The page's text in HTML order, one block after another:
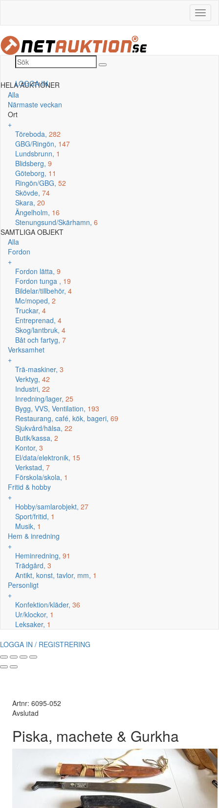
LOGGA IN
HELA AUKTIONER
Alla
Närmaste veckan
Ort
+
Töreboda, 282
GBG/Ringön, 147
Lundsbrunn, 1
Blidsberg, 9
Göteborg, 11
Ringön/GBG, 52
Skövde, 74
Skara, 20
Ängelholm, 16
Stenungsund/Skärhamn, 6
SAMTLIGA OBJEKT
Alla
Fordon
+
Fordon lätta, 9
Fordon tunga , 19
Bildelar/tillbehör, 4
Mc/moped, 2
Truckar, 4
Entreprenad, 4
Skog/lantbruk, 4
Båt och fartyg, 7
Verksamhet
+
Trä-maskiner, 3
Verktyg, 42
Industri, 22
Inredning/lager, 25
Bygg, VVS, Ventilation, 193
Restaurang, café, kök, bageri, 69
Sjukvård/hälsa, 22
Butik/kassa, 2
Kontor, 3
El/data/elektronik, 15
Verkstad, 7
Förskola/skola, 1
Fritid & hobby
+
Hobby/samlarobjekt, 27
Sport/fritid, 1
Musik, 1
Hem & inredning
+
Heminredning, 91
Trädgård, 3
Antikt, konst, tavlor, mm, 1
Personligt
+
Konfektion/kläder, 36
Ur/klockor, 1
Leksaker, 1
LOGGA IN / REGISTRERING
Artnr: 6095-052
Avslutad
Piska, machete & Gurkha